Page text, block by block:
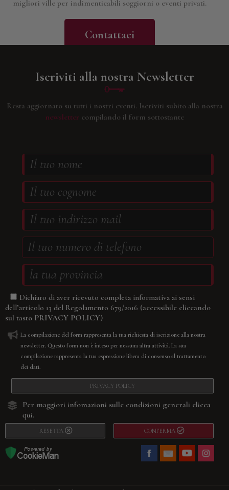
migliori ville per indimenticabili soggiorni o eventi privati.
Contattaci
Iscriviti alla nostra Newsletter
Resta aggiornato su tutti i nostri eventi. Iscriviti subito alla nostra
newsletter compilando il form sottostante
Dichiaro di aver ricevuto completa informativa ai sensi
dell’articolo 13 del Regolamento 679/2016 (accessibile cliccando
sul tasto PRIVACY POLICY)
La compilazione del form rappresenta la tua richiesta di iscrizione alla nostra
newsletter. Questo form non è inteso per nessuna altra attività. La sua
compilazione rappresenta la tua espressione libera di consenso al trattamento
dei dati.
PRIVACY POLICY
Per maggiori infomazioni sulle condizioni generali clicca
qui.
RESETTA CONFERMA